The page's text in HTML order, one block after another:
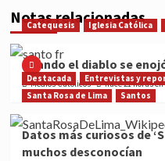
Notas relacionadas
Catequesis Iglesia Católica
Cuando el diablo se
Medios Católicos hace 21 horas
Destacada Entrevistas y
Santa Rosa de Lima
Santos
Datos más curiosos de
muchos desconocían